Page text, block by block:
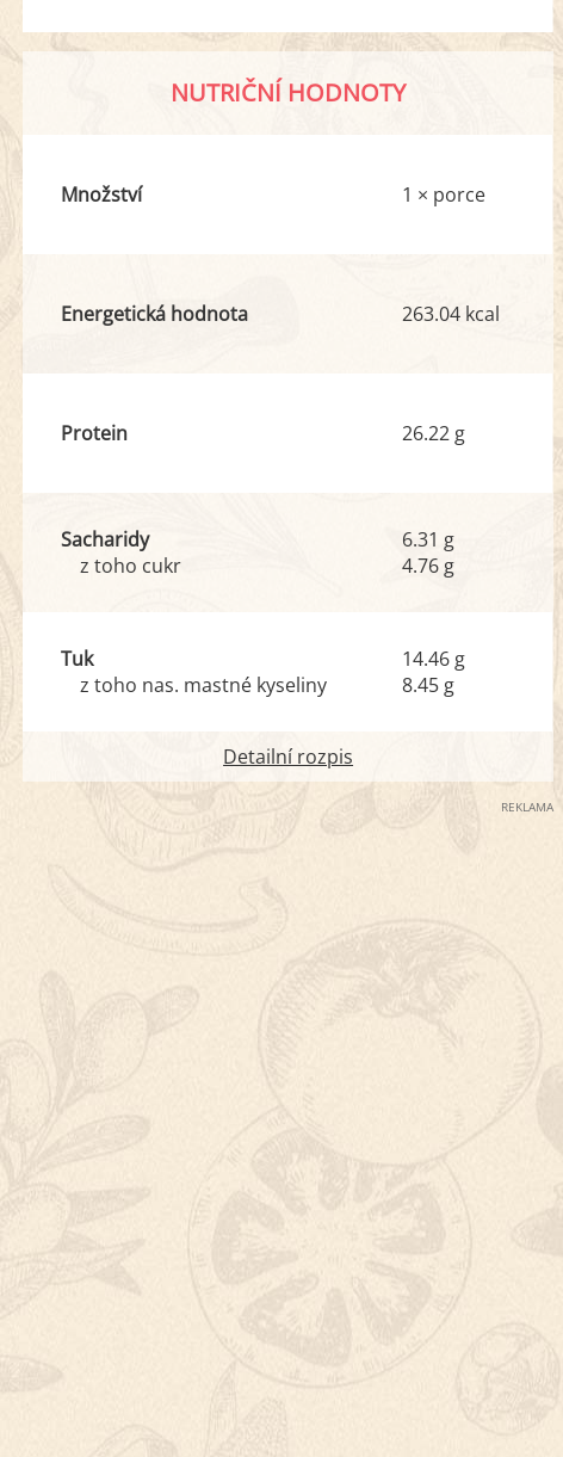
NUTRIČNÍ HODNOTY
Množství 1 × porce
Energetická hodnota 263.04 kcal
Protein 26.22 g
Sacharidy
z toho cukr
6.31 g
4.76 g
Tuk
z toho nas. mastné kyseliny
14.46 g
8.45 g
Detailní rozpis
REKLAMA